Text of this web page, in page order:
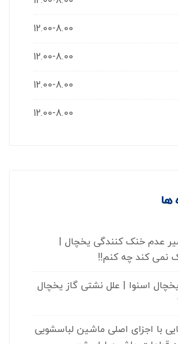
12.00-8.00
12.00-8.00
12.00-8.00
12.00-8.00
ها
عدم خنک کنندگی یخچال |
نمی کند چه کنم!!
اسنوا | علل نشتی گاز یخچال
با اجزای اصلی ماشین لباسشویی